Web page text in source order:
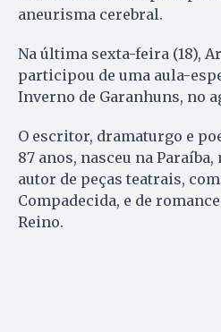
aneurisma cerebral.
Na última sexta-feira (18),
participou de uma aula-
Inverno de Garanhuns, no
O escritor, dramaturgo e
87 anos, nasceu na
autor de peças teatrais,
Compadecida, e de
Reino.